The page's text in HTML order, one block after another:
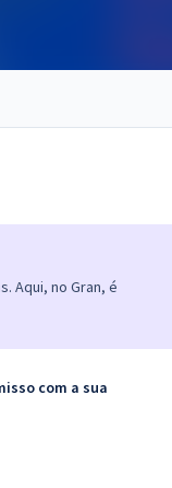
Aqui, no Gran, é
com a sua